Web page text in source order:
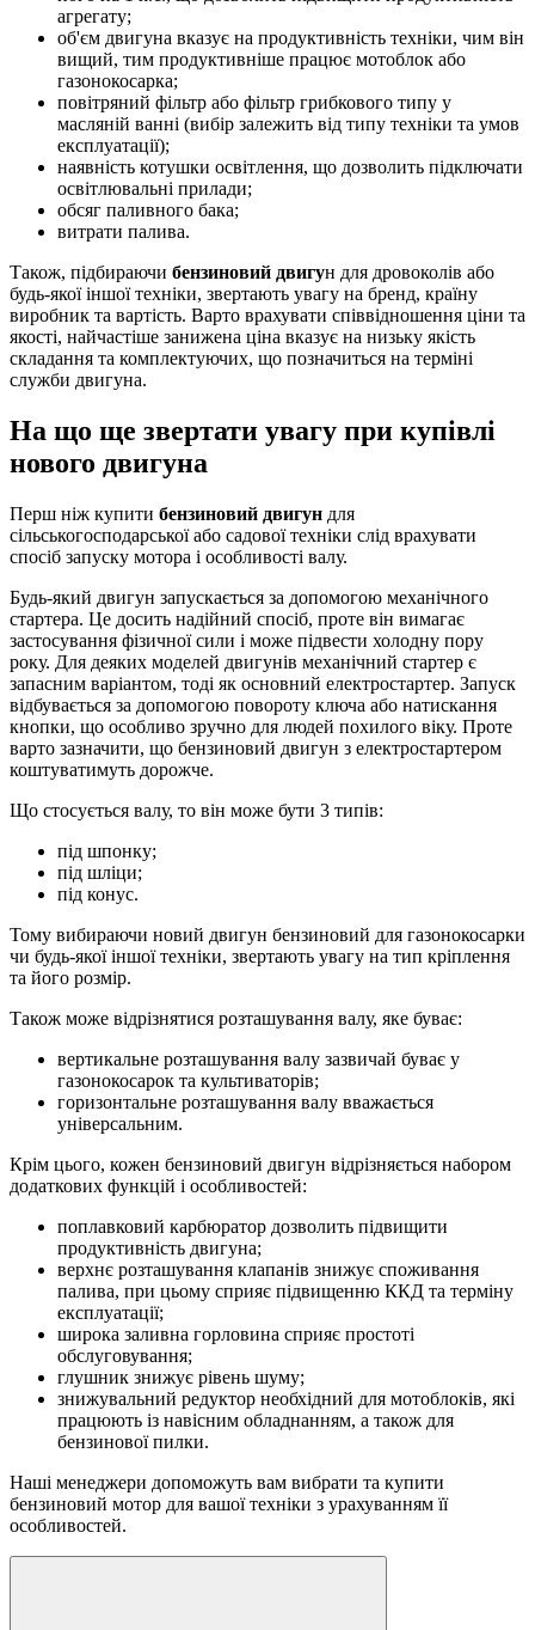
агрегату;
об'єм двигуна вказує на продуктивність техніки, чим він
вищий, тим продуктивніше працює мотоблок або
газонокосарка;
повітряний фільтр або фільтр грибкового типу у
масляній ванні (вибір залежить від типу техніки та умов
експлуатації);
наявність котушки освітлення, що дозволить підключати
освітлювальні прилади;
обсяг паливного бака;
витрати палива.
Також, підбираючи бензиновий двигун для дровоколів або
будь-якої іншої техніки, звертають увагу на бренд, країну
виробник та вартість. Варто врахувати співвідношення ціни та
якості, найчастіше занижена ціна вказує на низьку якість
складання та комплектуючих, що позначиться на терміні
служби двигуна.
На що ще звертати увагу при купівлі
нового двигуна
Перш ніж купити бензиновий двигун для
сільськогосподарської або садової техніки слід врахувати
спосіб запуску мотора і особливості валу.
Будь-який двигун запускається за допомогою механічного
стартера. Це досить надійний спосіб, проте він вимагає
застосування фізичної сили і може підвести холодну пору
року. Для деяких моделей двигунів механічний стартер є
запасним варіантом, тоді як основний електростартер. Запуск
відбувається за допомогою повороту ключа або натискання
кнопки, що особливо зручно для людей похилого віку. Проте
варто зазначити, що бензиновий двигун з електростартером
коштуватимуть дорожче.
Що стосується валу, то він може бути 3 типів:
під шпонку;
під шліци;
під конус.
Тому вибираючи новий двигун бензиновий для газонокосарки
чи будь-якої іншої техніки, звертають увагу на тип кріплення
та його розмір.
Також може відрізнятися розташування валу, яке буває:
вертикальне розташування валу зазвичай буває у
газонокосарок та культиваторів;
горизонтальне розташування валу вважається
універсальним.
Крім цього, кожен бензиновий двигун відрізняється набором
додаткових функцій і особливостей:
поплавковий карбюратор дозволить підвищити
продуктивність двигуна;
верхнє розташування клапанів знижує споживання
палива, при цьому сприяє підвищенню ККД та терміну
експлуатації;
широка заливна горловина сприяє простоті
обслуговування;
глушник знижує рівень шуму;
знижувальний редуктор необхідний для мотоблоків, які
працюють із навісним обладнанням, а також для
бензинової пилки.
Наші менеджери допоможуть вам вибрати та купити
бензиновий мотор для вашої техніки з урахуванням її
особливостей.